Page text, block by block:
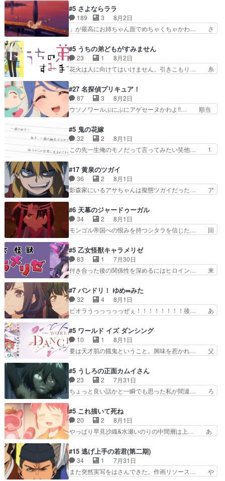
キャラモヤモヤする別れ方だ… 役で出演させてい
ただきました！よろしくお… 毎クールメインヒロ
インを好きになっちゃう…
愛すぎるな楠木ともりちゃんのね… デフォルメさ
れた表情が特に多かったのが印… 葵＆茜の回も良
きでした。あの証拠写真、ひ… 互いが互いのこと
を想っているのにすれ違っ… 第５話をｄアニメス
んと練習したい〟と言… 本当この作品は「キャ
ラ」を活かすのがうま… みずかちゃんの介入で双
子の仲にヒビが………
#5 さよならララ
189 3
8月2日
」が最高にお姉ちゃん面でめちゃくちゃかわ… さ
を振り切ってみんなに謝ったララの思い… 仕事に
馴染めない辺り観ていて苦しいところ… ララちゃ
んの事情はもう少し皆に話して良い… ララと茉里
とで初のアルバイト。七転八倒し… 労働するプリ
てケーキ食べて、帰りにカメ… ララが働く事での
てんやわんや。働いて大変… 地道に働き人と関わ
る日々の中に愛を見いだ…
#5 うちの弟どもがすみません
23 1
8月2日
花火は人に向けてはいけません。引きこもり… 糸
お名前を見たんだけどあの中村大樹さん… 糸ちゃ
んカッケー、色んな意味でwゲームが… 姉から性
的興奮覚えてないよね？なんて言わ… テーマ：引
きこもりの理由感想は、久しぶり… 元ゲーマーな
んの距離感おかしいね(*´… 糸と源ははよ好きお
うとると言わんかい！引… ショウくんと対等に話
すためにゲームをする…
#27 名探偵プリキュア！
87 3
8月2日
ウソノワールぷにぷにアゲセーヌかわよ!!… 順当
取り戻し正式に探偵事務所で働き始め… ポワロ、
元ネタを解説して原作に誘導するの… くれあさん
の探偵としての初事件にしてちょ… ・急にクイズ
番組が始まったw・妖精ウソノ… るるかの助手だ
の！？クレアさん探偵すぎ… 突然のポアロクイズ
は草なんよ。んで、あん… 今回からついにくれあ
が探偵事務所の仲間に…
#5 鬼の花嫁
32 2
8月1日
この先一生俺のモノだって言ってみたい笑他… 1
さん柚子に18年分の誕生日プレゼント… 柚子は
鬼龍院家から初めて学校に通う事にな… プレゼン
ト攻撃ヤバすぎるwwwヴァイオレ… 玲夜さまサ
プライズの、これまでの柚子ちゃ… 玲夜から柚子
んへ…もう中学生な… 梅原の人が18歳になるま
での誕生プレゼン… なよなよした男（cv石田彰）
梅ちゃんがた…
#17 黄泉のツガイ
36 2
8月1日
影森家にいるアサちゃんは擬態ツガイだった… ア
にアサはいなかった逆にガブちゃんはい… 影森の
当主が際限なくツガイを増やせるのに… 今回はも
うガブちゃんさんの悲鳴にも似た怒… ユルと戦っ
た時から伏線が張られていたのが… しかしアサ
い筈のガブちゃん、アキオの… 色々とひっかけが
あって、最終的に嫌な終わ… ゴンゾウが従える大
量のツガイに何事かと思…
#6 天幕のジャードゥーガル
34 2
8月1日
モンゴル帝国への恨みを持つシタラを信じた… 回
タイの妃になってもその心は晴れず、モ… ドレゲ
ネの過去、宝石だった彼女が人になり… ドレゲネ
の過去、、辛かった、、あのジャタ… 年上旦那が
良い人でも、女は宝石でただ笑っ… ダイルの儀式
過去には同情の言葉しか…シ… 奥様に悲しい過
去…萌え袖が可愛いね、と思… ドレゲネとシタ
ラ、2人だけの同盟が結成さ…
#5 乙女怪獣キャラメリゼ
83 1
7月30日
付き合った後の関係性を深めるにはヒロイン… 来
とメスってて何この可愛い生物。クラス… 付き合
い始めたら始めたでまた違った悩みが… と一歩ず
つ踏み出す黒絵ちゃん微笑ま新汰の… ツインテー
ルが可愛いお茶目な妹ちゃんです… しかも過去も
らっしゃるからかしらお顔が… 黒絵「怪獣に憧れ
るのはいいけど自分自身が… 素の自分はどちらな
のかはまだ不明だが見せ…
#7 バンドリ！ ゆめ∞みた
32 4
8月1日
ビオラうっっっっっぜぇ！！！！！！！！後… あ
ラが悪魔すぎて気分が悪くなってきたこ… 声優ま
とめました(７話まで)仲町あられ/… ビオラの策略
がバッチリ嵌って最高wwwこ… 自信あれば評価
なんて気にしないし、充実し… ・バーチャルだけ
け？と思ったら歌唱シーン… の、らいぶシーン
＿!!­­--­­--­… それだけでええやん！！しかし、ビオラ
が仕…
#5 ワールド イズ ダンシング
10 1
8月1日
要は天才肌の餓鬼ということ。興味を惹かれ… 父
の鬼夜叉と田楽の増次郎。小さないざこ… 着眼点
は良くとも、先鋭的すぎるのか。芸能… 鬼夜叉は
石也と共に観世座をあとにし、三条… 観世座を離
れ、三条坊門御所で日々を送る鬼… 「お前(鬼夜
子舞勝負。鬼夜叉は猫の動き… 登場人物の我が強
い。新しい獅子舞に拘って… 第５話を
primevideoで視聴しまし…
#5 うしろの正面カムイさん
23 2
7月31日
ちょっと良い話かと一瞬でも思った私が間違… ろ
も1日お疲れ様でした～───昨晩～今… 幼女に拾
われたお市ちゃんの恩返し。化け猫… 役にて出演
させていただきました。ジョアン… トイ・ストー
リーみたいな始まり。流石に除… 猫相手になんで
し良い話化け猫は油が好物… 今回はあかやし1体
のみで15分。金持ちの… 今更だけど霊が性行為
で祓えることは何とな…
#5 これ描いて死ね
20 2
8月1日
やっぱり早見沙織&水瀬いのりの中間層は上… あ
人物が増えてわいわいしたところが好き… 初コミ
ティアで２０冊刷りは妥当だよね。俺… 藤森さん
のママ向けの漫画で、また涙腺が⋯… 〜漫画に
「想い」をこめよう｣娘に漫画であ… 何回この作
#15 逃げ上手の若君(第二期)
34 1
7月31日
また突然実写をはさんできた。作画リソース… や